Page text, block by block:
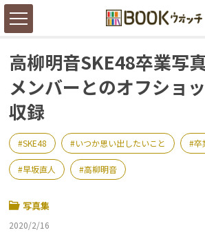
高柳明音SKE48卒業写
メンバーとのオフショ
収録
SKE48 いつか思い出したいこと 卒
早坂直人 高柳明音
写真集
2020/2/16